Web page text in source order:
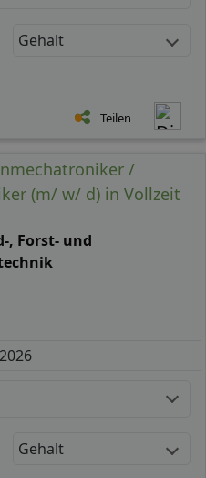
Gehalt
Teilen
/
(m/ w/ d) in Vollzeit
, Forst- und
Gehalt